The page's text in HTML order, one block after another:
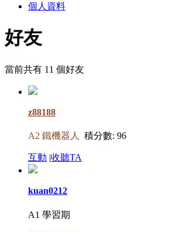
個人資料
好友
當前共有 11 個好友
z88188
A2 鐵機器人 積分數: 96
互動 |收聽TA
kuan0212
A1 學習期